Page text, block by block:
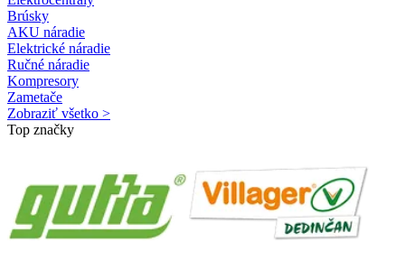
Brúsky
AKU náradie
Elektrické náradie
Ručné náradie
Kompresory
Zametače
Zobraziť všetko >
Top značky